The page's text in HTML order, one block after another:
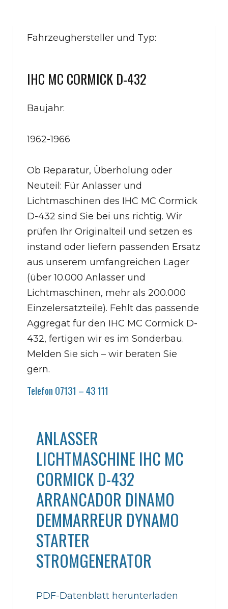
Fahrzeughersteller und Typ:
IHC MC CORMICK D-432
Baujahr:
1962-1966
Ob Reparatur, Überholung oder
Neuteil: Für Anlasser und
Lichtmaschinen des IHC MC Cormick
D-432 sind Sie bei uns richtig. Wir
prüfen Ihr Originalteil und setzen es
instand oder liefern passenden Ersatz
aus unserem umfangreichen Lager
(über 10.000 Anlasser und
Lichtmaschinen, mehr als 200.000
Einzelersatzteile). Fehlt das passende
Aggregat für den IHC MC Cormick D-
432, fertigen wir es im Sonderbau.
Melden Sie sich – wir beraten Sie
gern.
Telefon 07131 – 43 111
ANLASSER
LICHTMASCHINE IHC MC
CORMICK D-432
ARRANCADOR DINAMO
DEMMARREUR DYNAMO
STARTER
STROMGENERATOR
PDF-Datenblatt herunterladen